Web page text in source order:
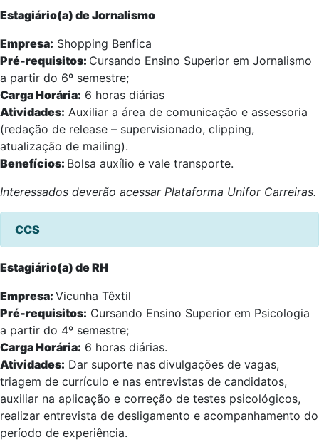
Estagiário(a) de Jornalismo
Empresa: Shopping Benfica
Pré-requisitos: Cursando Ensino Superior em Jornalismo
a partir do 6º semestre;
Carga Horária: 6 horas diárias
Atividades: Auxiliar a área de comunicação e assessoria
(redação de release – supervisionado, clipping,
atualização de mailing).
Benefícios: Bolsa auxílio e vale transporte.
Interessados deverão acessar Plataforma Unifor Carreiras.
CCS
Estagiário(a) de RH
Empresa: Vicunha Têxtil
Pré-requisitos: Cursando Ensino Superior em Psicologia
a partir do 4º semestre;
Carga Horária: 6 horas diárias.
Atividades: Dar suporte nas divulgações de vagas,
triagem de currículo e nas entrevistas de candidatos,
auxiliar na aplicação e correção de testes psicológicos,
realizar entrevista de desligamento e acompanhamento do
período de experiência.